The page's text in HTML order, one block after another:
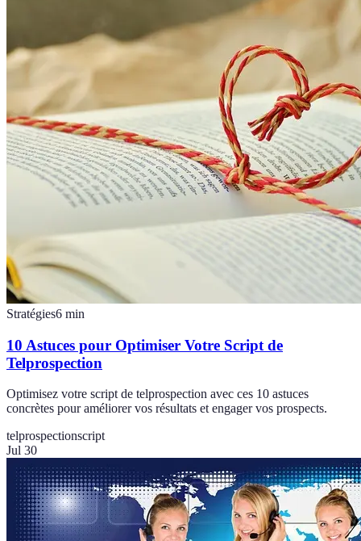
Stratégies6 min
10 Astuces pour Optimiser Votre Script de
Telprospection
Optimisez votre script de telprospection avec ces 10 astuces
concrètes pour améliorer vos résultats et engager vos prospects.
telprospectionscript
Jul 30